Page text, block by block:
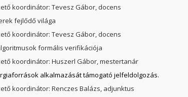
koordinátor: Tevesz Gábor, docens
fejlődő világa
koordinátor: Tevesz Gábor, docens
formális verifikációja
koordinátor: Huszerl Gábor, mestertanár
alkalmazását támogató jelfeldolgozás.
koordinátor: Renczes Balázs, adjunktus